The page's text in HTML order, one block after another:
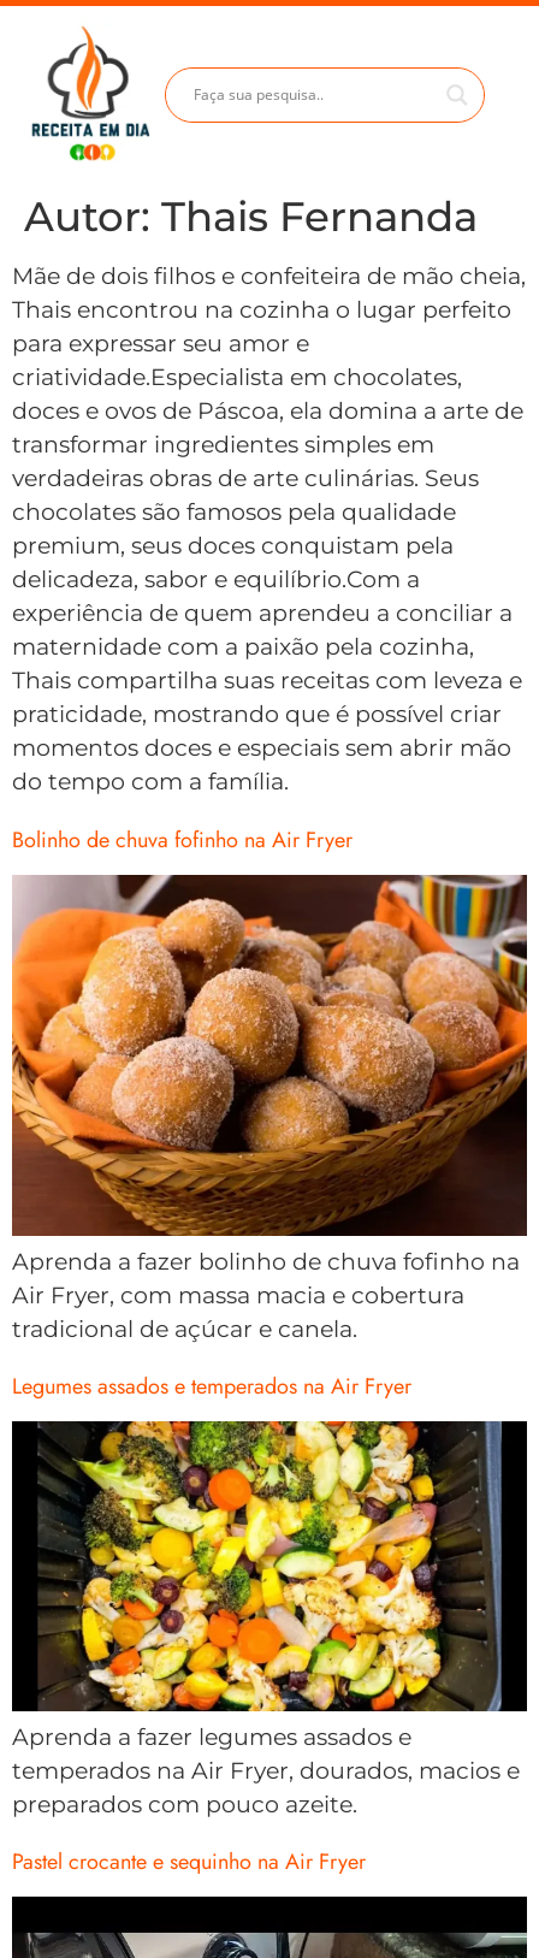
Autor: Thais Fernanda
Mãe de dois filhos e confeiteira de mão cheia,
Thais encontrou na cozinha o lugar perfeito
para expressar seu amor e
criatividade.Especialista em chocolates,
doces e ovos de Páscoa, ela domina a arte de
transformar ingredientes simples em
verdadeiras obras de arte culinárias. Seus
chocolates são famosos pela qualidade
premium, seus doces conquistam pela
delicadeza, sabor e equilíbrio.Com a
experiência de quem aprendeu a conciliar a
maternidade com a paixão pela cozinha,
Thais compartilha suas receitas com leveza e
praticidade, mostrando que é possível criar
momentos doces e especiais sem abrir mão
do tempo com a família.
Bolinho de chuva fofinho na Air Fryer
Aprenda a fazer bolinho de chuva fofinho na
Air Fryer, com massa macia e cobertura
tradicional de açúcar e canela.
Legumes assados e temperados na Air Fryer
Aprenda a fazer legumes assados e
temperados na Air Fryer, dourados, macios e
preparados com pouco azeite.
Pastel crocante e sequinho na Air Fryer